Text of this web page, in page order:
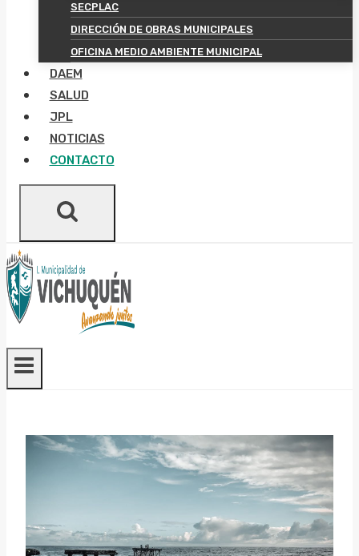
SECPLAC
DIRECCIÓN DE OBRAS MUNICIPALES
OFICINA MEDIO AMBIENTE MUNICIPAL
DAEM
SALUD
JPL
NOTICIAS
CONTACTO